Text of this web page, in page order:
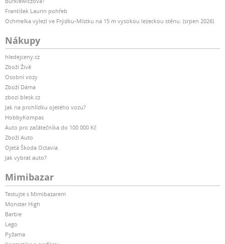
František Laurin pohřeb
Ochmelka vylezl ve Frýdku-Místku na 15 m vysokou lezeckou stěnu. (srpen 2026)
Nákupy
hledejceny.cz
Zboží Živě
Osobní vozy
Zboží Dáma
zbozi.blesk.cz
Jak na prohlídku ojetého vozu?
HobbyKompas
Auto pro začátečníka do 100 000 Kč
Zboží Auto
Ojetá Škoda Octavia
Jak vybrat auto?
Mimibazar
Testujte s Mimibazarem
Monster High
Barbie
Lego
Pyžama